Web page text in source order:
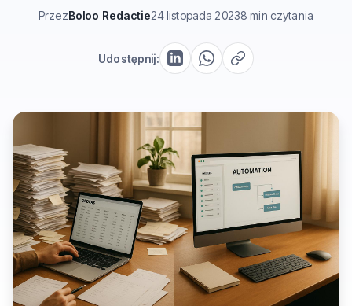
PrzezBoloo Redactie24 listopada 20238 min czytania
Udostępnij: